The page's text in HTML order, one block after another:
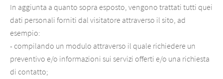
In aggiunta a quanto sopra esposto, vengono trattati tutti quei
dati personali forniti dal visitatore attraverso il sito, ad
esempio:
- compilando un modulo attraverso il quale richiedere un
preventivo e/o informazioni sui servizi offerti e/o una richiesta
di contatto;